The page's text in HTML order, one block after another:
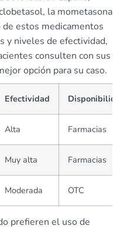
la mometasona
estos medicamentos
y niveles de efectividad,
consulten con sus
opción para su caso.
Efectividad Disponibilidad
Alta Farmacias
Muy alta Farmacias
Moderada OTC
prefieren el uso de